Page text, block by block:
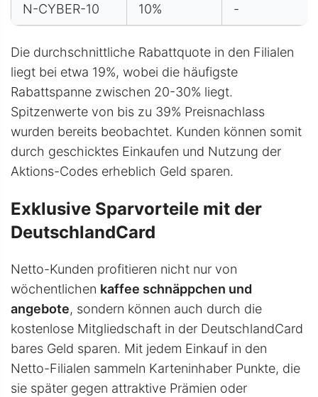
N-CYBER-10 10% -
Die durchschnittliche Rabattquote in den Filialen
liegt bei etwa 19%, wobei die häufigste
Rabattspanne zwischen 20-30% liegt.
Spitzenwerte von bis zu 39% Preisnachlass
wurden bereits beobachtet. Kunden können somit
durch geschicktes Einkaufen und Nutzung der
Aktions-Codes erheblich Geld sparen.
Exklusive Sparvorteile mit der
DeutschlandCard
Netto-Kunden profitieren nicht nur von
wöchentlichen kaffee schnäppchen und
angebote, sondern können auch durch die
kostenlose Mitgliedschaft in der DeutschlandCard
bares Geld sparen. Mit jedem Einkauf in den
Netto-Filialen sammeln Karteninhaber Punkte, die
sie später gegen attraktive Prämien oder